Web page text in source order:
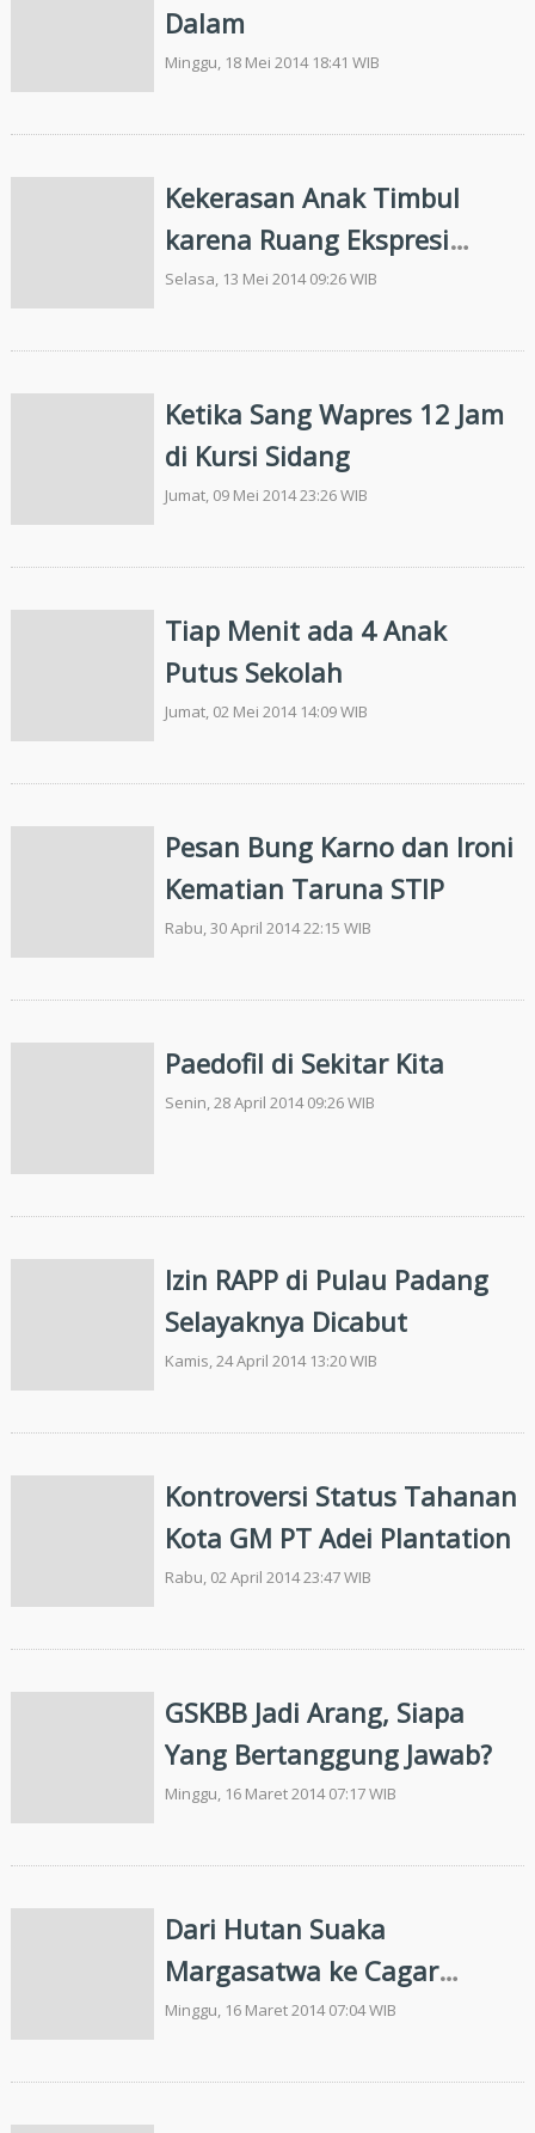
Dalam
Minggu, 18 Mei 2014 18:41 WIB
Kekerasan Anak Timbul
karena Ruang Ekspresi
Terbatas
Selasa, 13 Mei 2014 09:26 WIB
Ketika Sang Wapres 12 Jam
di Kursi Sidang
Jumat, 09 Mei 2014 23:26 WIB
Tiap Menit ada 4 Anak
Putus Sekolah
Jumat, 02 Mei 2014 14:09 WIB
Pesan Bung Karno dan Ironi
Kematian Taruna STIP
Rabu, 30 April 2014 22:15 WIB
Paedofil di Sekitar Kita
Senin, 28 April 2014 09:26 WIB
Izin RAPP di Pulau Padang
Selayaknya Dicabut
Kamis, 24 April 2014 13:20 WIB
Kontroversi Status Tahanan
Kota GM PT Adei Plantation
Rabu, 02 April 2014 23:47 WIB
GSKBB Jadi Arang, Siapa
Yang Bertanggung Jawab?
Minggu, 16 Maret 2014 07:17 WIB
Dari Hutan Suaka
Margasatwa ke Cagar
Biosfer
Minggu, 16 Maret 2014 07:04 WIB